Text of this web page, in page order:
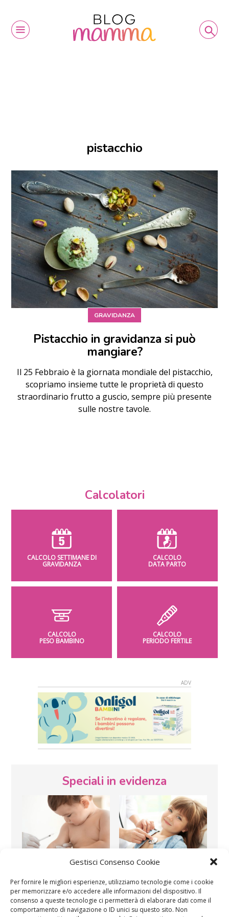
Gestisci Consenso Cookie
Per fornire le migliori esperienze, utilizziamo tecnologie come i cookie
per memorizzare e/o accedere alle informazioni del dispositivo. Il
consenso a queste tecnologie ci permetterà di elaborare dati come il
comportamento di navigazione o ID unici su questo sito. Non
pistacchio
GRAVIDANZA
Pistacchio in gravidanza si può
mangiare?
Il 25 Febbraio è la giornata mondiale del pistacchio,
scopriamo insieme tutte le proprietà di questo
straordinario frutto a guscio, sempre più presente
sulle nostre tavole.
Calcolatori
CALCOLO SETTIMANE DI
GRAVIDANZA
CALCOLO
DATA PARTO
CALCOLO
PESO BAMBINO
CALCOLO
PERIODO FERTILE
Speciali in evidenza
Vaccini SOS Pediatra